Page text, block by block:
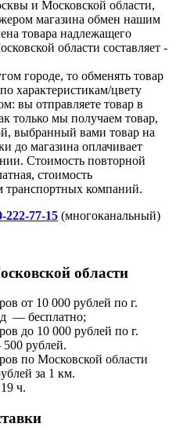
и Московской области,
магазина обмен нашим
товара надлежащего
области составляет -
городе, то обменять товар
характеристикам/цвету
вы отправляете товар в
только мы получаем товар,
выбранный вами товар на
до магазина оплачивает
Стоимость повторной
стоимость
транспортных компаний.
222-77-15 (многоканальный)
области
от 10 000 рублей по г.
— бесплатно;
до 10 000 рублей по г.
рублей.
по Московской области
за 1 км.
ч.